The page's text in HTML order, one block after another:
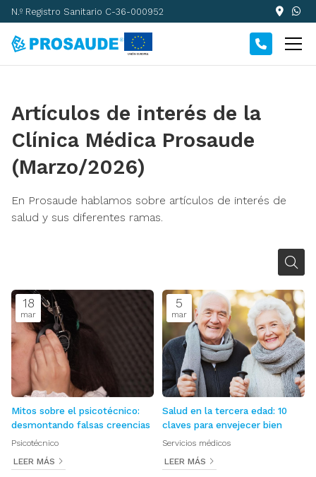
N.º Registro Sanitario C-36-000952
Artículos de interés de la
Clínica Médica Prosaude
(Marzo/2026)
En Prosaude hablamos sobre artículos de interés de
salud y sus diferentes ramas.
18
mar
Mitos sobre el psicotécnico:
desmontando falsas creencias
Psicotécnico
LEER MÁS
5
mar
Salud en la tercera edad: 10
claves para envejecer bien
Servicios médicos
LEER MÁS